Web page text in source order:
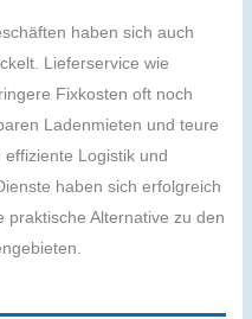
haben sich auch
Lieferservice wie
Fixkosten oft noch
Ladenmieten und teure
Logistik und
haben sich erfolgreich
Alternative zu den